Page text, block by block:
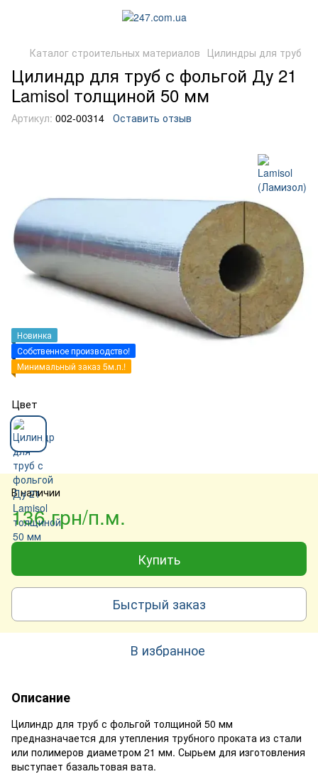
Каталог строительных материалов Цилиндры для труб
Цилиндр для труб с фольгой Ду 21
Lamisol толщиной 50 мм
Артикул: 002-00314 Оставить отзыв
Новинка
Собственное производство!
Минимальный заказ 5м.п.!
Цвет
В наличии
136 грн/п.м.
Купить
Быстрый заказ
В избранное
Описание
Цилиндр для труб с фольгой толщиной 50 мм
предназначается для утепления трубного проката из стали
или полимеров диаметром 21 мм. Сырьем для изготовления
выступает базальтовая вата.